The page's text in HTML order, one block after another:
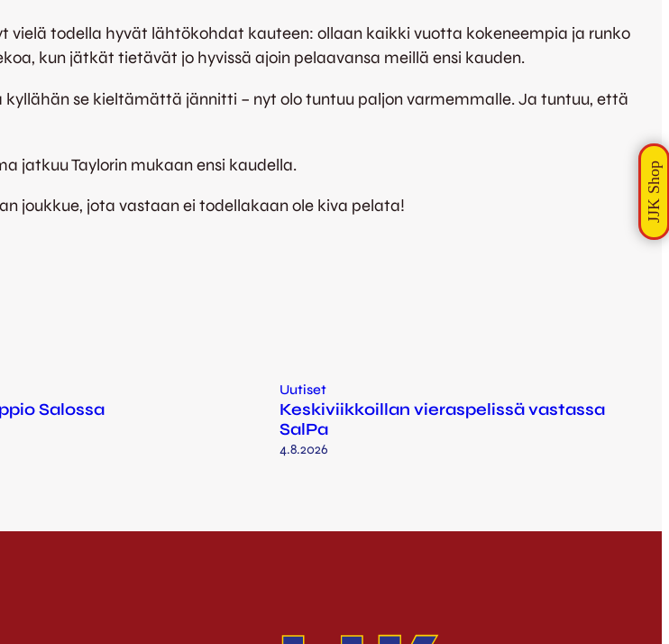
vielä todella hyvät lähtökohdat kauteen: ollaan kaikki vuotta kokeneempia ja runko
kun jätkät tietävät jo hyvissä ajoin pelaavansa meillä ensi kauden.
se kieltämättä jännitti – nyt olo tuntuu paljon varmemmalle. Ja tuntuu, että
jatkuu Taylorin mukaan ensi kaudella.
joukkue, jota vastaan ei todellakaan ole kiva pelata!
Salossa
Uutiset
Keskiviikkoillan vieraspelissä vastassa
SalPa
4.8.2026